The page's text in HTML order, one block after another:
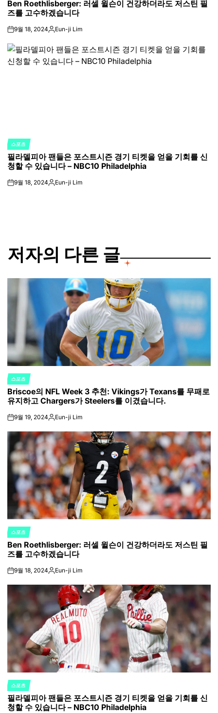
IN
Ben Roethlisberger: 러셀 윌슨이 건강하더라도 저스틴 필
즈를 고수하겠습니다
on9월 18, 2024Posted
Eun-ji Lim
POSTED
IN
스포츠
필라델피아 팬들은 포스트시즌 경기 티켓을 얻을 기회를 신
청할 수 있습니다 – NBC10 Philadelphia
on9월 18, 2024Posted
Eun-ji Lim
저자의 다른 글
POSTED
IN
스포츠
Briscoe의 NFL Week 3 추천: Vikings가 Texans를 무패로
유지하고 Chargers가 Steelers를 이겼습니다.
on9월 19, 2024Posted
Eun-ji Lim
POSTED
IN
스포츠
Ben Roethlisberger: 러셀 윌슨이 건강하더라도 저스틴 필
즈를 고수하겠습니다
on9월 18, 2024Posted
Eun-ji Lim
POSTED
IN
스포츠
필라델피아 팬들은 포스트시즌 경기 티켓을 얻을 기회를 신
청할 수 있습니다 – NBC10 Philadelphia